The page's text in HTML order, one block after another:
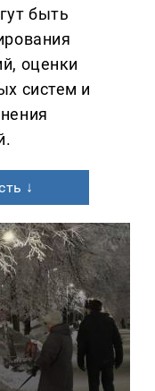
быть
оценки
систем и
↓